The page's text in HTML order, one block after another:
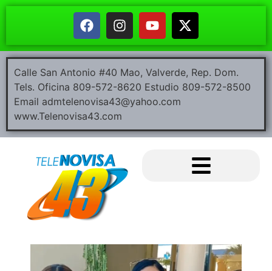
Calle San Antonio #40 Mao, Valverde, Rep. Dom.
Tels. Oficina 809-572-8620 Estudio 809-572-8500
Email admtelenovisa43@yahoo.com
www.Telenovisa43.com